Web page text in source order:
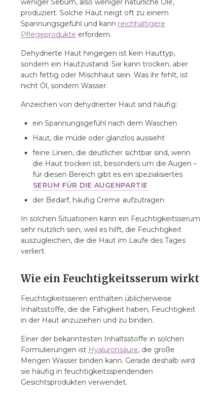
weniger Sebum, also weniger natürliche Öle,
produziert. Solche Haut neigt oft zu einem
Spannungsgefühl und kann reichhaltigere
Pflegeprodukte erfordern.
Dehydrierte Haut hingegen ist kein Hauttyp,
sondern ein Hautzustand. Sie kann trocken, aber
auch fettig oder Mischhaut sein. Was ihr fehlt, ist
nicht Öl, sondern Wasser.
Anzeichen von dehydrierter Haut sind häufig:
ein Spannungsgefühl nach dem Waschen
Haut, die müde oder glanzlos aussieht
feine Linien, die deutlicher sichtbar sind, wenn
die Haut trocken ist, besonders um die Augen –
für diesen Bereich gibt es ein spezialisiertes
SERUM FÜR DIE AUGENPARTIE
der Bedarf, häufig Creme aufzutragen
In solchen Situationen kann ein Feuchtigkeitsserum
sehr nützlich sein, weil es hilft, die Feuchtigkeit
auszugleichen, die die Haut im Laufe des Tages
verliert.
Wie ein Feuchtigkeitsserum wirkt
Feuchtigkeitsseren enthalten üblicherweise
Inhaltsstoffe, die die Fähigkeit haben, Feuchtigkeit
in der Haut anzuziehen und zu binden.
Einer der bekanntesten Inhaltsstoffe in solchen
Formulierungen ist Hyaluronsäure, die große
Mengen Wasser binden kann. Gerade deshalb wird
sie häufig in feuchtigkeitsspendenden
Gesichtsprodukten verwendet.